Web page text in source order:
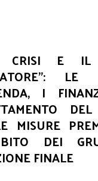
CRISI E IL
LE
I
MISURE
DEI
FINALE